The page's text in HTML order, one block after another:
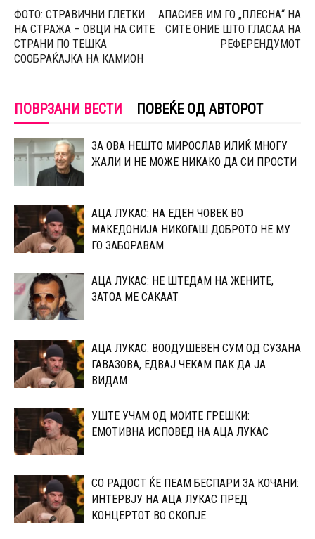
ФОТО: СТРАВИЧНИ ГЛЕТКИ
НА СТРАЖА – ОВЦИ НА СИТЕ
СТРАНИ ПО ТЕШКА
СООБРАЌАЈКА НА КАМИОН
АПАСИЕВ ИМ ГО „ПЛЕСНА“ НА
СИТЕ ОНИЕ ШТО ГЛАСАА НА
РЕФЕРЕНДУМОТ
ПОВРЗАНИ ВЕСТИ ПОВЕЌЕ ОД АВТОРОТ
ЗА ОВА НЕШТО МИРОСЛАВ ИЛИЌ МНОГУ
ЖАЛИ И НЕ МОЖЕ НИКАКО ДА СИ ПРОСТИ
АЦА ЛУКАС: НА ЕДЕН ЧОВЕК ВО
МАКЕДОНИЈА НИКОГАШ ДОБРОТО НЕ МУ
ГО ЗАБОРАВАМ
АЦА ЛУКАС: НЕ ШТЕДАМ НА ЖЕНИТЕ,
ЗАТОА МЕ САКААТ
АЦА ЛУКАС: ВООДУШЕВЕН СУМ ОД СУЗАНА
ГАВАЗОВА, ЕДВАЈ ЧЕКАМ ПАК ДА ЈА
ВИДАМ
УШТЕ УЧАМ ОД МОИТЕ ГРЕШКИ:
ЕМОТИВНА ИСПОВЕД НА АЦА ЛУКАС
СО РАДОСТ ЌЕ ПЕАМ БЕСПАРИ ЗА КОЧАНИ:
ИНТЕРВЈУ НА АЦА ЛУКАС ПРЕД
КОНЦЕРТОТ ВО СКОПЈЕ